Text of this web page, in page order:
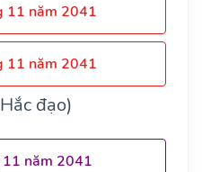
11 năm 2041
11 năm 2041
đạo)
năm 2041